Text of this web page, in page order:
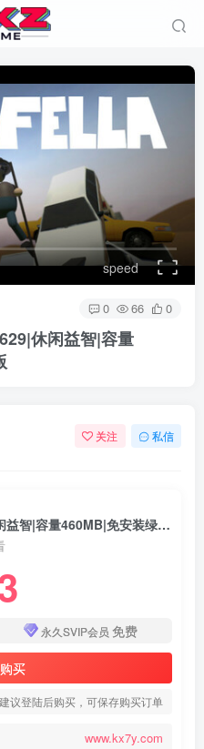
speed
0 66 0
休闲益智|容量
关注 私信
高跷小子 Build.20230629|休闲益智|容量460MB|免安装绿色中文版
永久SVIP会员 免费
买
议登陆后购买，可保存购买订单
www.kx7y.com